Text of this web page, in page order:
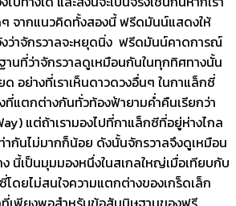
ๆ จากแนวคิดทั้งสองนี้ ฟรีดมันน์แสดงให้
งว่าจักรวาลจะหยุดนิ่ง ฟรีดมันน์คาดการณ์
นที่ว่าจักรวาลดูเหมือนกันในทุกทิศทางนั้น
ด อย่างที่เราเห็นดาวดวงอื่นๆ ในกาแล็กซี่
ที่แตกต่างกันทั่วท้องฟ้ายามค่ำคืนเรียกว่า
แต่ถ้าเรามองไปที่กาแล็กซีที่อยู่ห่างไกล
ากันไม่มากก็น้อย ดังนั้นจักรวาลจึงดูเหมือน
นี้เป็นมุมมองหนึ่งในสเกลใหญ่เมื่อเทียบกับ
ซี่โดยไม่สนใจความแตกต่างของเกร็ดเล็ก